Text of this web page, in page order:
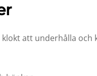
att underhålla